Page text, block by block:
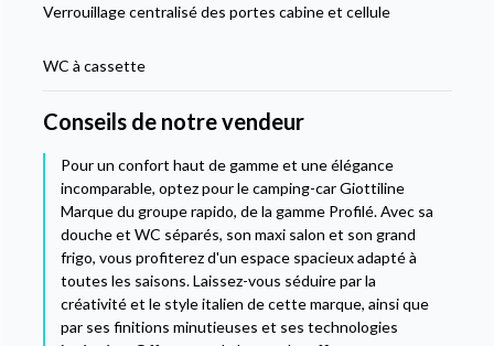
Verrouillage centralisé des portes cabine et cellule
WC à cassette
Conseils de notre vendeur
Pour un confort haut de gamme et une élégance
incomparable, optez pour le camping-car Giottiline
Marque du groupe rapido, de la gamme Profilé. Avec sa
douche et WC séparés, son maxi salon et son grand
frigo, vous profiterez d'un espace spacieux adapté à
toutes les saisons. Laissez-vous séduire par la
créativité et le style italien de cette marque, ainsi que
par ses finitions minutieuses et ses technologies